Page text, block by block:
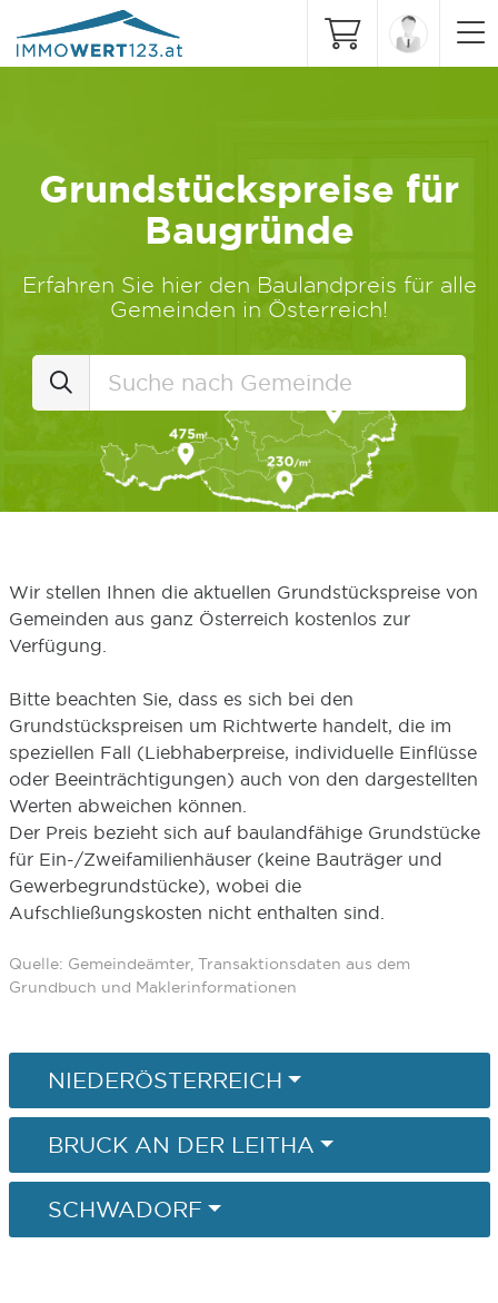
Grundstückspreise für
Baugründe
Erfahren Sie hier den Baulandpreis für alle
Gemeinden in Österreich!
Wir stellen Ihnen die aktuellen Grundstückspreise von
Gemeinden aus ganz Österreich kostenlos zur
Verfügung.
Bitte beachten Sie, dass es sich bei den
Grundstückspreisen um Richtwerte handelt, die im
speziellen Fall (Liebhaberpreise, individuelle Einflüsse
oder Beeinträchtigungen) auch von den dargestellten
Werten abweichen können.
Der Preis bezieht sich auf baulandfähige Grundstücke
für Ein-/Zweifamilienhäuser (keine Bauträger und
Gewerbegrundstücke), wobei die
Aufschließungskosten nicht enthalten sind.
Quelle: Gemeindeämter, Transaktionsdaten aus dem
Grundbuch und Maklerinformationen
NIEDERÖSTERREICH
BRUCK AN DER LEITHA
SCHWADORF